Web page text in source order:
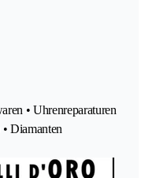
• Uhrenreparaturen
Diamanten